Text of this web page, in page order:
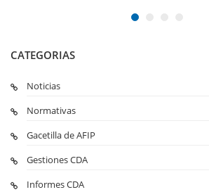
CATEGORIAS
Noticias
Normativas
Gacetilla de AFIP
Gestiones CDA
Informes CDA